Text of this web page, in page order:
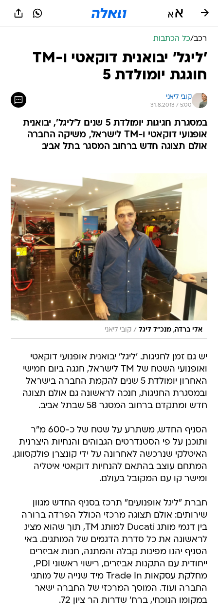
רכב/כל הכתבות
'ליגל' יבואנית דוקאטי ו-TM
חוגגת יומולדת 5
קובי ליאני
31.8.2013 / 5:00
במסגרת חגיגות יומולדת 5 שנים ל'ליגל', יבואנית
אופנועי דוקאטי ו-TM לישראל, משיקה החברה
אולם תצוגה חדש ברחוב המסגר בתל אביב
אלי ברדה, מנכ"ל ליגל / קובי ליאני
יש גם זמן לחגיגות. 'ליגל' יבואנית אופנועי דוקאטי
ואופנועי השטח של TM לישראל, חגגה ביום חמישי
האחרון יומולדת 5 שנים להקמת החברה בישראל
ובמסגרת החגיגות, חנכה לראשונה גם אולם תצוגה
חדש ומתקדם ברחוב המסגר 58 שבתל אביב.
הסניף החדש, משתרע על שטח של כ-600 מ"ר
ותוכנן על פי הסטנדרטים הגבוהים והנחיות היצרנית
האיטלקי שנרכשה לאחרונה על ידי קונצרן פולקסווגן.
המתחם עוצב בהתאם להנחיות דוקאטי איטליה
ומישר קו עם המקובל בעולם.
חברת "ליגל אופנועים" תרכז בסניף החדש מגוון
שירותים: אולם תצוגה מרכזי הכולל הפרדה ברורה
בין דגמי מותג Ducati למותג TM, תוך שהוא מציג
לראשונה את כל סדרת הדגמים של המותגים. באי
הסניף יהנו מפינות קבלה והמתנה, חנות אביזרים
ייחודית עם התקנות אביזרים, רישוי ראשוני PDI,
מחלקת עסקאות Trade In מיד שנייה של מותגי
החברה ועוד. המוסך המרכזי של החברה ישאר
במקומו הנוכחי, ברח' שדרות הר ציון 72.